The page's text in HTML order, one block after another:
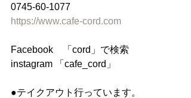
0745-60-1077
https://www.cafe-cord.com
Facebook　「cord」で検索
instagram 「cafe_cord」
●テイクアウト行っています。